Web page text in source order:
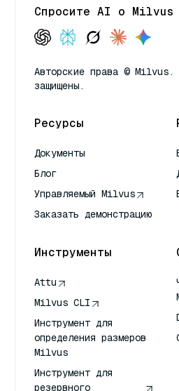
Спросите AI о Milvus
Авторские права © Milvus.
защищены.
Ресурсы
Документы
Блог
Управляемый Milvus
Заказать демонстрацию
Инструменты
Attu
Milvus CLI
Инструмент для
определения размеров
Milvus
Инструмент для
резервного